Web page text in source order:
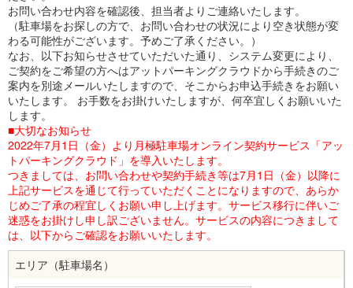
お問い合わせ内容を確認後、担当者よりご連絡いたします。
（駐車場をお探しの方で、お問い合わせの状況により空き状態が変
わる可能性がございます。予めご了承ください。）
なお、以下お知らせさせていただいた通り、システム変更により、
ご契約をご希望の方へはアットパーキングクラウドから手続きのご
案内を別途メールいたしますので、そこからお申込手続きをお願い
いたします。 お手数をお掛けいたしますが、何卒宜しくお願いいた
します。
■大切なお知らせ
2022年7月1日（金）より月極駐車場オンライン契約サービス「アッ
トパーキングクラウド」を導入いたします。
つきましては、お問い合わせや契約手続き等は7月1日（金）以降に
上記サービスを通じて行っていただくことになりますので、あらか
じめご了承の程宜しくお願い申し上げます。サービス移行に伴いご
迷惑をお掛けし申し訳ございません。サービスの内容につきまして
は、以下からご確認をお願いいたします。
エリア（駐車場名）